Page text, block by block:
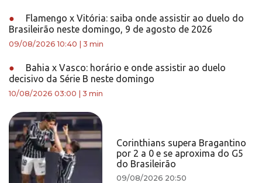
●
Flamengo x Vitória: saiba onde assistir ao duelo do
Brasileirão neste domingo, 9 de agosto de 2026
09/08/2026 10:40 3 min
●
Bahia x Vasco: horário e onde assistir ao duelo
decisivo da Série B neste domingo
10/08/2026 03:00 3 min
Corinthians supera Bragantino
por 2 a 0 e se aproxima do G5
do Brasileirão
09/08/2026 20:50